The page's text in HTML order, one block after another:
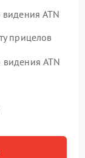
ATN
прицелов
ATN